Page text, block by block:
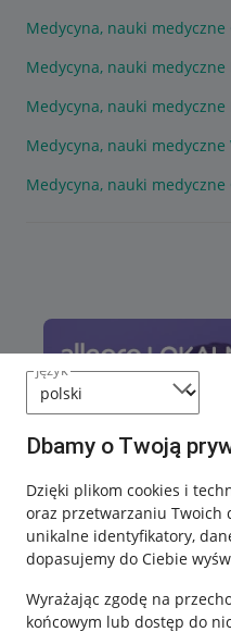
język
Dbamy o Twoją
Dzięki plikom cookies i
oraz przetwarzaniu Twoich
unikalne identyfikatory,
dopasujemy do Ciebie
Wyrażając zgodę na
końcowym lub dostęp do
Medycyna, nauki medyczne
Medycyna, nauki medyczne
Medycyna, nauki medyczne
Medycyna, nauki medyczne
Medycyna, nauki medyczne